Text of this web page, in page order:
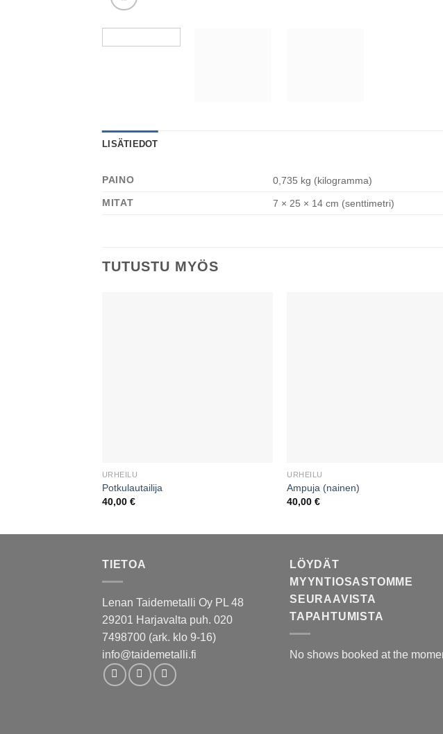
LISÄTIEDOT
PAINO
0,735 kg (kilogramma)
MITAT
7 × 25 × 14 cm (senttimetri)
TUTUSTU MYÖS
URHEILU
Potkulautailija
40,00 €
URHEILU
Ampuja (nainen)
40,00€
TIETOA
Lenan Taidemetalli Oy PL 48
29201 Harjavalta puh. 020
7498700 (ark. klo 9-16)
info@taidemetalli.fi
LÖYDÄT
MYYNTIOSASTOMME
SEURAAVISTA
TAPAHTUMISTA
No shows booked at the